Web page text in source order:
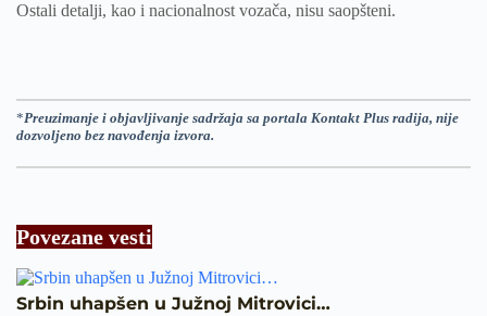
Ostali detalji, kao i nacionalnost vozača, nisu saopšteni.
*Preuzimanje i objavljivanje sadržaja sa portala Kontakt Plus radija, nije
dozvoljeno bez navođenja izvora.
Povezane vesti
Srbin uhapšen u Južnoj Mitrovici…